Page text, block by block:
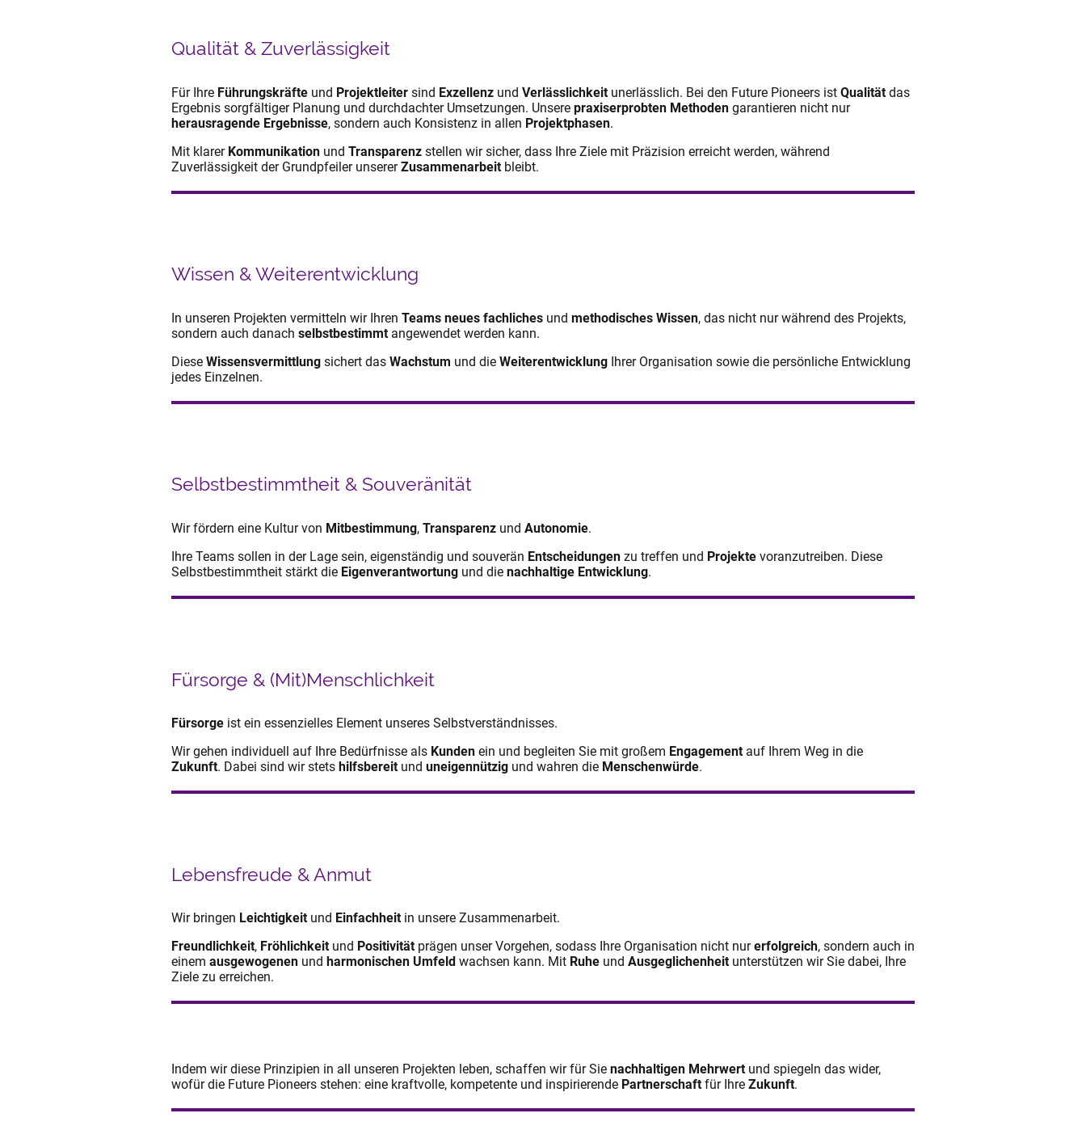
Qualität & Zuverlässigkeit
Für Ihre Führungskräfte und Projektleiter sind Exzellenz und Verlässlichkeit unerlässlich. Bei den Future Pioneers ist Qualität das
Ergebnis sorgfältiger Planung und durchdachter Umsetzungen. Unsere praxiserprobten Methoden garantieren nicht nur
herausragende Ergebnisse, sondern auch Konsistenz in allen Projektphasen.
Mit klarer Kommunikation und Transparenz stellen wir sicher, dass Ihre Ziele mit Präzision erreicht werden, während
Zuverlässigkeit der Grundpfeiler unsererZusammenarbeit bleibt.
Wissen & Weiterentwicklung
In unseren Projekten vermitteln wir Ihren Teams neues fachliches und methodisches Wissen, das nicht nur während des Projekts,
sondern auch danach selbstbestimmt angewendet werden kann.
Diese Wissensvermittlung sichert das Wachstum und die Weiterentwicklung Ihrer Organisation sowie die persönliche Entwicklung
jedes Einzelnen.
Selbstbestimmtheit & Souveränität
Wir fördern eine Kultur von Mitbestimmung, Transparenz und Autonomie.
Ihre Teams sollen in der Lage sein, eigenständig und souverän Entscheidungen zu treffen und Projekte voranzutreiben. Diese
Selbstbestimmtheit stärkt die Eigenverantwortung und die nachhaltige Entwicklung.
Fürsorge & (Mit)Menschlichkeit
Fürsorge ist ein essenzielles Element unseres Selbstverständnisses.
Wir gehen individuell auf Ihre Bedürfnisse als Kunden ein und begleiten Sie mit großem Engagement auf Ihrem Weg in die
Zukunft. Dabei sind wir stets hilfsbereit und uneigennützig und wahren die Menschenwürde.
Lebensfreude & Anmut
Wir bringen Leichtigkeit und Einfachheit in unsere Zusammenarbeit.
Freundlichkeit, Fröhlichkeit und Positivität prägen unser Vorgehen, sodass Ihre Organisation nicht nurerfolgreich, sondern auch in
einem ausgewogenen und harmonischen Umfeld wachsen kann. Mit Ruhe und Ausgeglichenheit unterstützen wir Sie dabei, Ihre
Ziele zu erreichen.
Indem wir diese Prinzipien in all unseren Projekten leben, schaffen wir für Sie nachhaltigen Mehrwert und spiegeln das wider,
wofür die Future Pioneers stehen: eine kraftvolle, kompetente und inspirierende Partnerschaft für Ihre Zukunft.